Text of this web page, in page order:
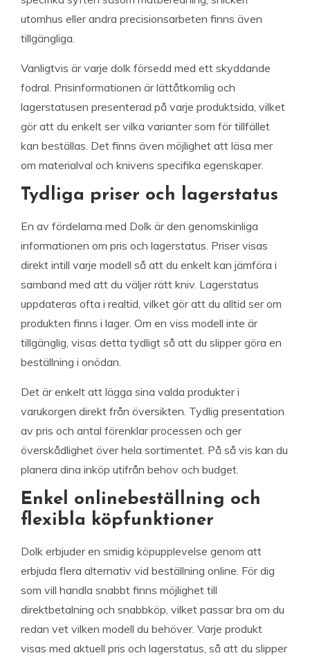
utomhus eller andra precisionsarbeten finns även
tillgängliga.
Vanligtvis är varje dolk försedd med ett skyddande
fodral. Prisinformationen är lättåtkomlig och
lagerstatusen presenterad på varje produktsida, vilket
gör att du enkelt ser vilka varianter som för tillfället
kan beställas. Det finns även möjlighet att läsa mer
om materialval och knivens specifika egenskaper.
Tydliga priser och lagerstatus
En av fördelarna med Dolk är den genomskinliga
informationen om pris och lagerstatus. Priser visas
direkt intill varje modell så att du enkelt kan jämföra i
samband med att du väljer rätt kniv. Lagerstatus
uppdateras ofta i realtid, vilket gör att du alltid ser om
produkten finns i lager. Om en viss modell inte är
tillgänglig, visas detta tydligt så att du slipper göra en
beställning i onödan.
Det är enkelt att lägga sina valda produkter i
varukorgen direkt från översikten. Tydlig presentation
av pris och antal förenklar processen och ger
överskådlighet över hela sortimentet. På så vis kan du
planera dina inköp utifrån behov och budget.
Enkel onlinebeställning och
flexibla köpfunktioner
Dolk erbjuder en smidig köpupplevelse genom att
erbjuda flera alternativ vid beställning online. För dig
som vill handla snabbt finns möjlighet till
direktbetalning och snabbköp, vilket passar bra om du
redan vet vilken modell du behöver. Varje produkt
visas med aktuell pris och lagerstatus, så att du slipper